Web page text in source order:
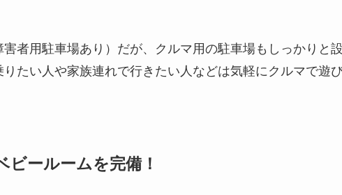
者用駐車場あり）だが、クルマ用の駐車場もしっかりと
たい人や家族連れで行きたい人などは気軽にクルマで遊
ールームを完備！